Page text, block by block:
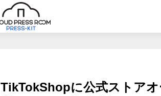
TikTokShopに公式ストア